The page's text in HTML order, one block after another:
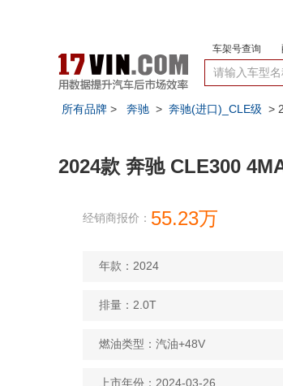
车架号查询
所有品牌 > 奔驰 > 奔驰(进口)_CLE级 >
2024款 奔驰 CLE300
经销商报价： 55.23万
年款：2024
排量：2.0T
燃油类型：汽油+48V
上市年份：2024-03-26